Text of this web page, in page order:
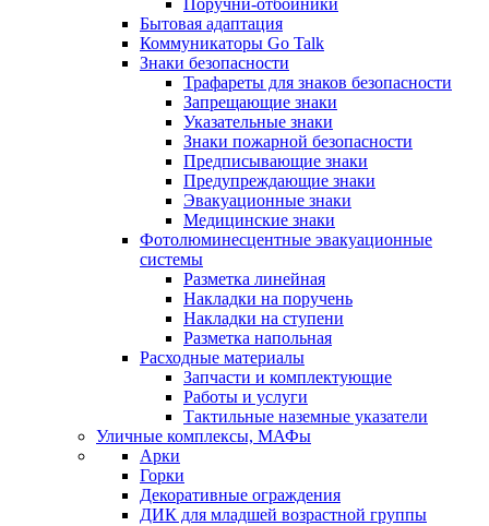
Поручни-отбойники
Бытовая адаптация
Коммуникаторы Go Talk
Знаки безопасности
Трафареты для знаков безопасности
Запрещающие знаки
Указательные знаки
Знаки пожарной безопасности
Предписывающие знаки
Предупреждающие знаки
Эвакуационные знаки
Медицинские знаки
Фотолюминесцентные эвакуационные
системы
Разметка линейная
Накладки на поручень
Накладки на ступени
Разметка напольная
Расходные материалы
Запчасти и комплектующие
Работы и услуги
Тактильные наземные указатели
Уличные комплексы, МАФы
Арки
Горки
Декоративные ограждения
ДИК для младшей возрастной группы